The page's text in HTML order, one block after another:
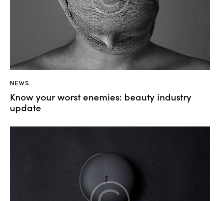
NEWS
Know your worst enemies: beauty industry
update